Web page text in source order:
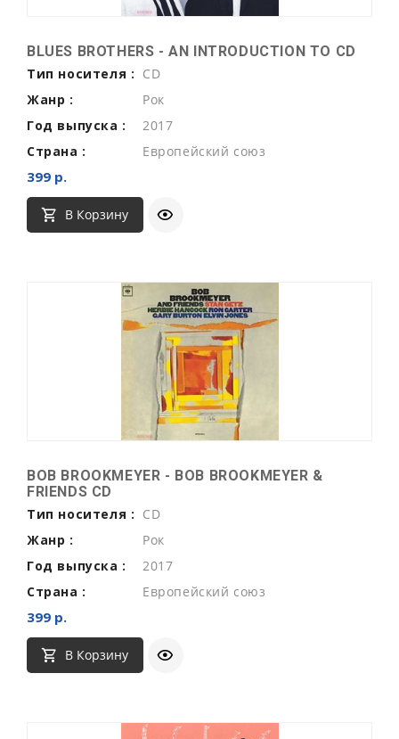
BLUES BROTHERS - AN INTRODUCTION TO CD
Тип носителя : CD
Жанр :
Рок
Год выпуска :
2017
Страна :
Европейский союз
399 р.
В Корзину
BOB BROOKMEYER - BOB BROOKMEYER &
FRIENDS CD
Тип носителя : CD
Жанр :
Рок
Год выпуска :
2017
Страна :
Европейский союз
399 р.
В Корзину